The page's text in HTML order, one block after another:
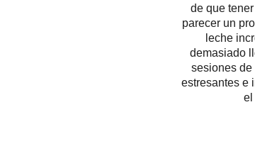
de que
parecer un
leche
demasiado
sesiones
estresantes e
el